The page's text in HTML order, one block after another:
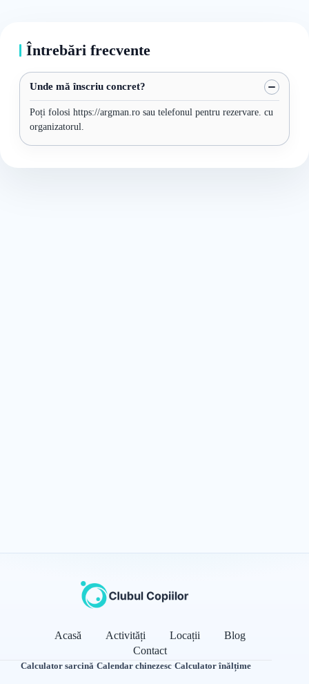
Întrebări frecvente
Unde mă înscriu concret?
Poți folosi https://argman.ro sau telefonul pentru rezervare. cu
organizatorul.
Acasă Activități Locații
Blog
Contact
Calculator sarcină·Calendar chinezesc·Calculator înălțime